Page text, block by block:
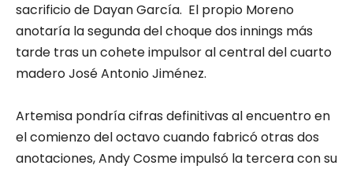
sacrificio de Dayan García. El propio Moreno
anotaría la segunda del choque dos innings más
tarde tras un cohete impulsor al central del cuarto
madero José Antonio Jiménez.
Artemisa pondría cifras definitivas al encuentro en
el comienzo del octavo cuando fabricó otras dos
anotaciones, Andy Cosme impulsó la tercera con su